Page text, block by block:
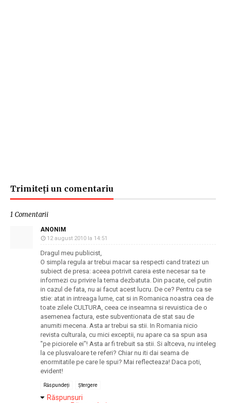
Trimiteți un comentariu
1 Comentarii
ANONIM
12 august 2010 la 14:51
Dragul meu publicist,
O simpla regula ar trebui macar sa respecti cand tratezi un
subiect de presa: aceea potrivit careia este necesar sa te
informezi cu privire la tema dezbatuta. Din pacate, cel putin
in cazul de fata, nu ai facut acest lucru. De ce? Pentru ca se
stie: atat in intreaga lume, cat si in Romanica noastra cea de
toate zilele CULTURA, ceea ce inseamna si revuistica de o
asemenea factura, este subventionata de stat sau de
anumiti mecena. Asta ar trebui sa stii. In Romania nicio
revista culturala, cu mici exceptii, nu apare ca sa spun asa
"pe piciorele ei"! Asta ar fi trebuit sa stii. Si altceva, nu inteleg
la ce plusvaloare te referi? Chiar nu iti dai seama de
enormitatile pe care le spui? Mai reflecteaza! Daca poti,
evident!
Răspundeți Ștergere
Răspunsuri